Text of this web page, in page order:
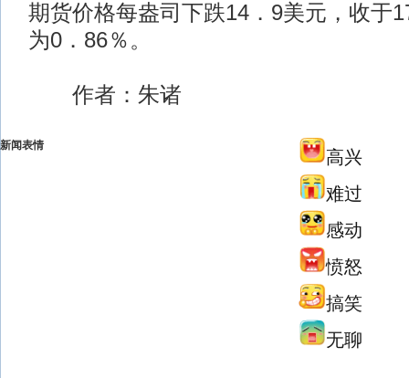
期货价格每盎司下跌14．9美元，收于
为0．86％。
作者：朱诸
新闻表情
高兴
难过
感动
愤怒
搞笑
无聊